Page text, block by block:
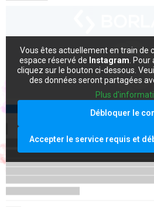
Vous êtes actuellement en train de
espace réservé de Instagram .
cliquez sur le bouton ci-dessous.
des données seront partagées
Plus
Débloquer le
Accepter le service requis et